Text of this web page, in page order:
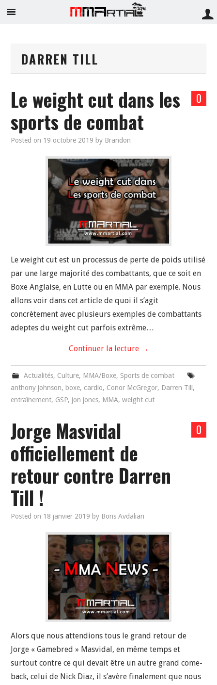
DARREN TILL
0
Le weight cut dans les
sports de combat
Posted on 19 octobre 2019 by Brandon
Le weight cut est un processus de perte de poids utilisé
par une large majorité des combattants, que ce soit en
Boxe Anglaise, en Lutte ou en MMA par exemple. Nous
allons voir dans cet article de quoi il s’agit
concrètement avec plusieurs exemples de combattants
adeptes du weight cut parfois extrême…
Continuer la lecture →
Actualités, Culture, MMA/Boxe, Sports de combat
anthony johnson, boxe, cardio, Conor McGregor, Darren Till ,
entraînement, GSP,jon jones, MMA,weight cut
0
Jorge Masvidal
officiellement de
retour contre Darren
Till !
Posted on 18 janvier 2019 by Boris Avdalian
Alors que nous attendions tous le grand retour de
Jorge « Gamebred » Masvidal, en même temps et
surtout contre ce qui devait être un autre grand come-
back, celui de Nick Diaz, il s’avère finalement que nous